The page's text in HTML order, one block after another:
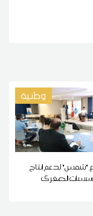
وطنية
"شمس" لدعم إنتاج
الصغرى